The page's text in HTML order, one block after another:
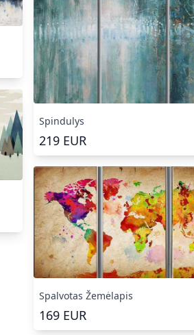
Spindulys
219 EUR
Spalvotas Žemėlapis
169 EUR